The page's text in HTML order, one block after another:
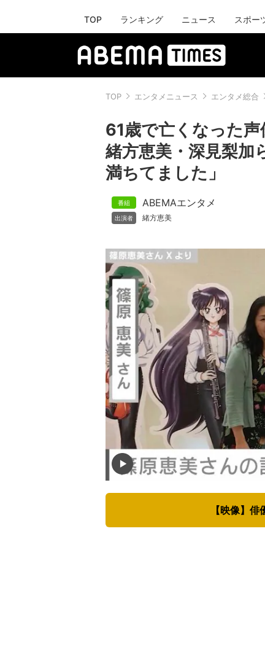
TOP ランキング ニュース スポー
TOP エンタメニュース エンタメ総合
61歳で亡くなった声
緒方恵美・深見梨加
満ちてました」
ABEMAエンタメ
緒方恵美
【映像】